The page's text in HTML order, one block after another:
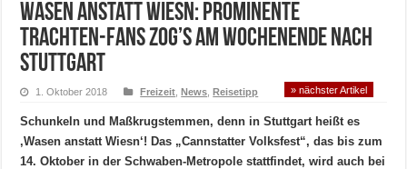
Wasen anstatt Wiesn: Prominente
Trachten-Fans zog’s am Wochenende nach
Stuttgart
1. Oktober 2018 Freizeit ,News ,Reisetipp » nächster Artikel
Schunkeln und Maßkrugstemmen, denn in Stuttgart heißt es
‚Wasen anstatt Wiesn‘! Das „Cannstatter Volksfest“, das bis zum
14. Oktober in der Schwaben-Metropole stattfindet, wird auch bei